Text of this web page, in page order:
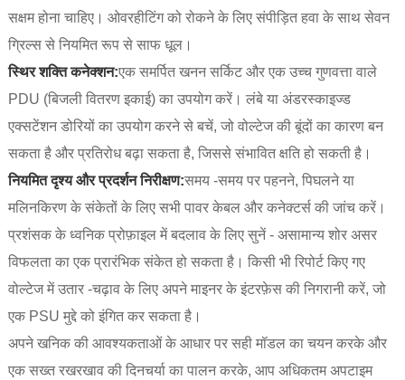
सक्षम होना चाहिए। ओवरहीटिंग को रोकने के लिए संपीड़ित हवा के साथ सेवन
ग्रिल्स से नियमित रूप से साफ धूल।
स्थिर शक्ति कनेक्शन:एक समर्पित खनन सर्किट और एक उच्च गुणवत्ता वाले
PDU (बिजली वितरण इकाई) का उपयोग करें। लंबे या अंडरस्काइज्ड
एक्सटेंशन डोरियों का उपयोग करने से बचें, जो वोल्टेज की बूंदों का कारण बन
सकता है और प्रतिरोध बढ़ा सकता है, जिससे संभावित क्षति हो सकती है।
नियमित दृश्य और प्रदर्शन निरीक्षण:समय -समय पर पहनने, पिघलने या
मलिनकिरण के संकेतों के लिए सभी पावर केबल और कनेक्टर्स की जांच करें।
प्रशंसक के ध्वनिक प्रोफ़ाइल में बदलाव के लिए सुनें - असामान्य शोर असर
विफलता का एक प्रारंभिक संकेत हो सकता है। किसी भी रिपोर्ट किए गए
वोल्टेज में उतार -चढ़ाव के लिए अपने माइनर के इंटरफ़ेस की निगरानी करें, जो
एक PSU मुद्दे को इंगित कर सकता है।
अपने खनिक की आवश्यकताओं के आधार पर सही मॉडल का चयन करके और
एक सख्त रखरखाव की दिनचर्या का पालन करके, आप अधिकतम अपटाइम